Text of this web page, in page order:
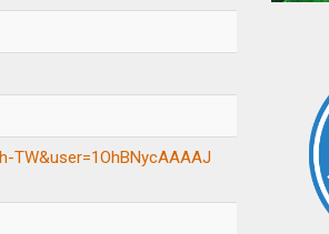
TW&user=1OhBNycAAAAJ